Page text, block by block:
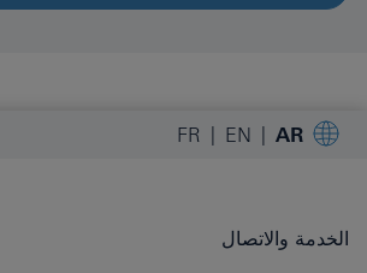
AR
EN
FR
الخدمة والاتصال